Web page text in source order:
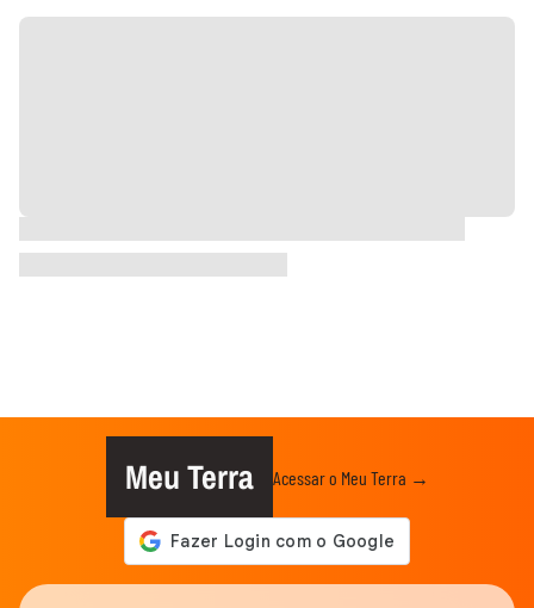
Meu Terra Acessar o Meu Terra →